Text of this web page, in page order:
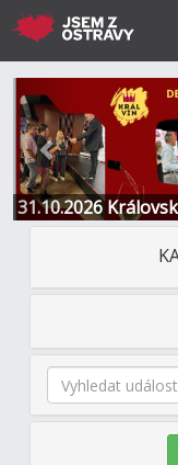
31.10.2026
Restaurace a Hotel
Předchozí